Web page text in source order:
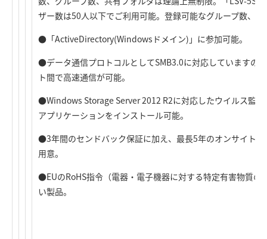
ザー数は50人以下でご利用可能。登録可能なグループ数、
●「ActiveDirectory(Windowsドメイン)」に参加可能。
●データ通信プロトコルとしてSMB3.0に対応していますの
ト間で高速通信が可能。
●Windows Storage Server 2012 R2に対応したウイルス監
アプリケーションをインストール可能。
●3年間のセンドバック保証に加え、最長5年のオンサイト
用意。
●EUのRoHS指令（電器・電子機器に対する特定有害物質の
い製品。